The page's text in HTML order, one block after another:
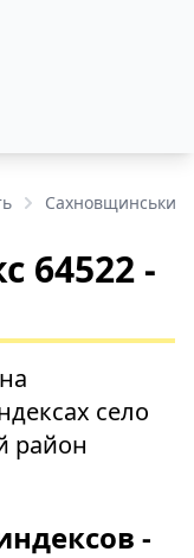
Сахновщинський
64522 -
село
район
-